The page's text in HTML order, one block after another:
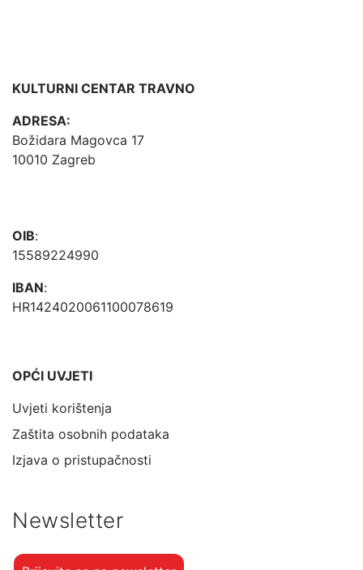
KULTURNI CENTAR TRAVNO
ADRESA:
Božidara Magovca 17
10010 Zagreb
OIB:
15589224990
IBAN:
HR1424020061100078619
OPĆI UVJETI
Uvjeti korištenja
Zaštita osobnih podataka
Izjava o pristupačnosti
Newsletter